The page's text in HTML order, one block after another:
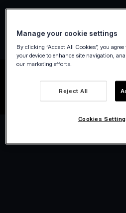
Manage your cookie settings
By clicking “Accept All Cookies”, you
your device to enhance site navigation,
our marketing efforts.
Reject All
Cookies